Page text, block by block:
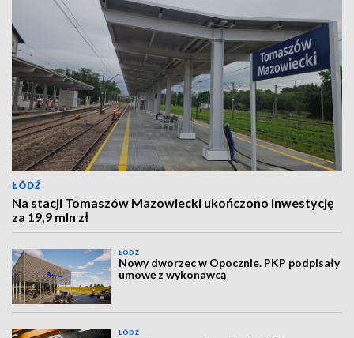
ŁÓDŹ
Na stacji Tomaszów Mazowiecki ukończono inwestycję
za 19,9 mln zł
ŁÓDŹ
Nowy dworzec w Opocznie. PKP podpisały
umowę z wykonawcą
ŁÓDŹ